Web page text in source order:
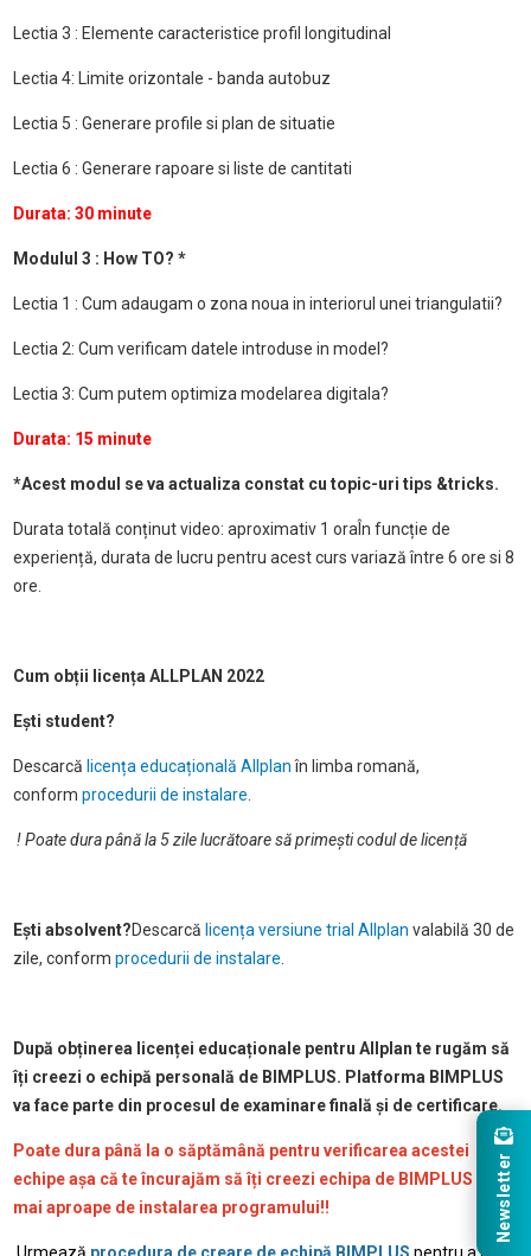
Lectia 3 : Elemente caracteristice profil longitudinal
Lectia 4: Limite orizontale - banda autobuz
Lectia 5 : Generare profile si plan de situatie
Lectia 6 : Generare rapoare si liste de cantitati
Durata: 30 minute
Modulul 3 : How TO? *
Lectia 1 : Cum adaugam o zona noua in interiorul unei triangulatii?
Lectia 2: Cum verificam datele introduse in model?
Lectia 3: Cum putem optimiza modelarea digitala?
Durata: 15 minute
*Acest modul se va actualiza constat cu topic-uri tips &tricks.
Durata totală conținut video: aproximativ 1 oraÎn funcție de
experiență, durata de lucru pentru acest curs variază între 6 ore si 8
ore.
Cum obții licența ALLPLAN 2022
Ești student?
Descarcă licența educațională Allplanîn limba romană,
conform procedurii de instalare.
! Poate dura până la 5 zile lucrătoare să primești codul de licență
Ești absolvent?Descarcă licența versiune trial Allplan valabilă 30 de
zile, conform procedurii de instalare.
După obținerea licenței educaționale pentru Allplan te rugăm să
îți creezi o echipă personală de BIMPLUS. Platforma BIMPLUS
va face parte din procesul de examinare finală și de certificare.
Poate dura până la o săptămână pentru verificarea acestei
echipe așa că te încurajăm să îți creezi echipa de BIMPLUS cât
mai aproape de instalarea programului!!
Newsletter